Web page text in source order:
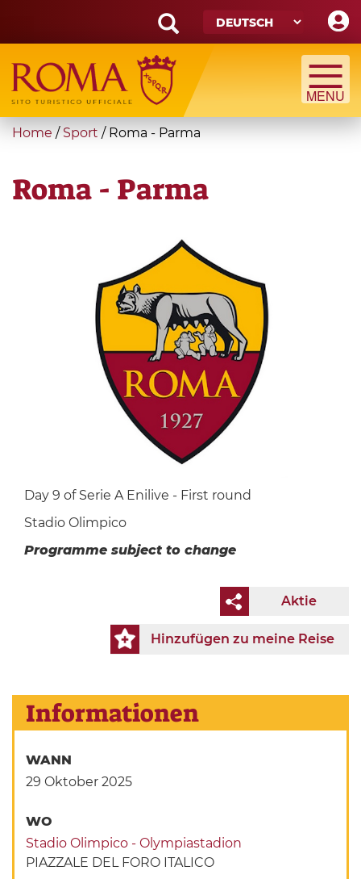
main
content
Search
form
Suche
You
here
Home / Sport / Roma - Parma
Roma - Parma
Day 9 of Serie A Enilive - First round
Stadio Olimpico
Programme subject to change
Aktie
Hinzufügen zu meine Reise
Informationen
WANN
29 Oktober 2025
WO
Stadio Olimpico - Olympiastadion
PIAZZALE DEL FORO ITALICO